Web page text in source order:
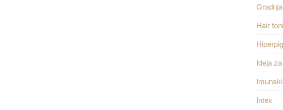
Hair
Ideja
Intex